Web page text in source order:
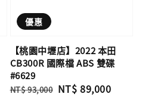
優惠
【桃園中壢店】2022 本田
CB300R 國際檔 ABS 雙碟
#6629
Regular
NT$ 93,000 Sale
NT$ 89,000